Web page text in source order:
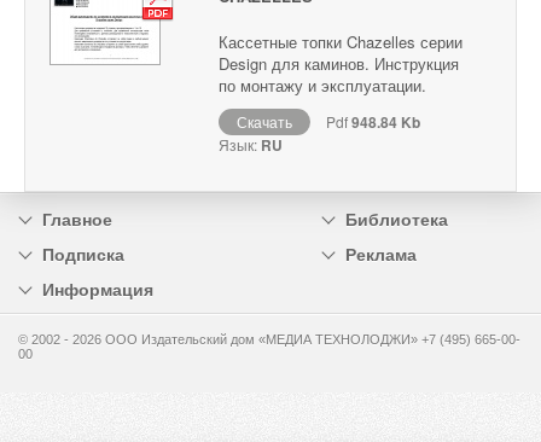
Кассетные топки Chazelles серии
Design для каминов. Инструкция
по монтажу и эксплуатации.
Скачать Pdf948.84 Kb
Язык: RU
Главное
Библиотека
Подписка
Реклама
Информация
© 2002 - 2026 OOO Издательский дом «МЕДИА ТЕХНОЛОДЖИ» +7 (495) 665-00-
00